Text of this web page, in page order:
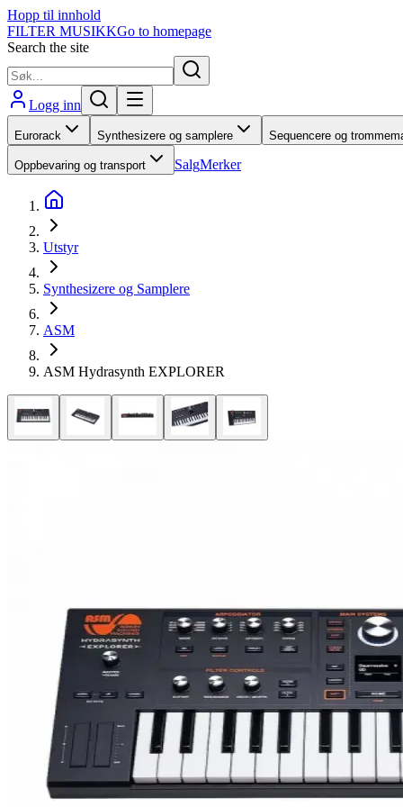
Hopp til innhold
FILTER MUSIKKGo to homepage
Search the site
Logg inn
Eurorack Synthesizere og samplere Sequencere og
Oppbevaring og transport SalgMerker
Utstyr
Synthesizere og Samplere
ASM
ASM Hydrasynth EXPLORER